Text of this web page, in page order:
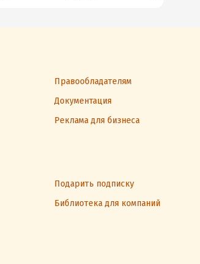
Правообладателям
Документация
Реклама для бизнеса
Подарить подписку
Библиотека для компаний